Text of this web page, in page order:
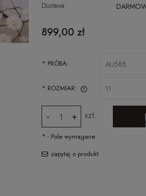
Dostawa:
CENA NIE ZAWIERA EWENTUALNYCH
KOSZTÓW PŁATNOŚCI
899,00 zł
* PRÓBA:
* ROZMIAR:
- + szt.
* - Pole wymagane
zapytaj o produkt